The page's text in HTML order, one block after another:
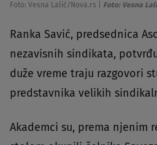
Foto: Vesna Lalić/Nova.rs Foto: Vesna
Ranka Savić, predsednica
nezavisnih sindikata,
duže vreme traju razgovori
predstavnika velikih
Akademci su, prema njenim